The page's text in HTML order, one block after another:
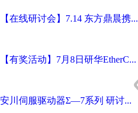
【在线研讨会】7.14 东方鼎晨携...
【有奖活动】7月8日研华EtherC...
安川伺服驱动器Σ—7系列 研讨...